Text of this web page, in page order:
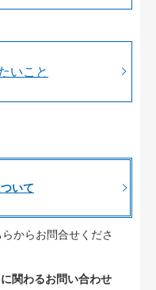
いこと
いて
からお問合せくださ
関わるお問い合わせ